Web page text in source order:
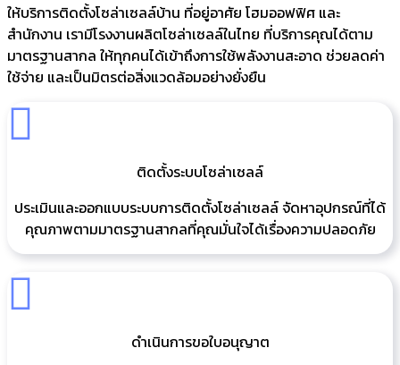
ให้บริการติดตั้งโซล่าเซลล์บ้าน ที่อยู่อาศัย โฮมออฟฟิศ และ
สำนักงาน เรามีโรงงานผลิตโซล่าเซลล์ในไทย ที่บริการคุณได้ตาม
มาตรฐานสากล ให้ทุกคนได้เข้าถึงการใช้พลังงานสะอาด ช่วยลดค่า
ใช้จ่าย และเป็นมิตรต่อสิ่งแวดล้อมอย่างยั่งยืน
ติดตั้งระบบโซล่าเซลล์
ประเมินและออกแบบระบบการติดตั้งโซล่าเซลล์ จัดหาอุปกรณ์ที่ได้
คุณภาพตามมาตรฐานสากลที่คุณมั่นใจได้เรื่องความปลอดภัย
ดำเนินการขอใบอนุญาต